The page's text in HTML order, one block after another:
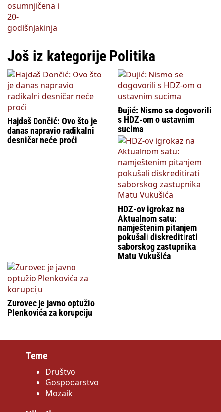
Još iz kategorije Politika
Hajdaš Dončić: Ovo što je
danas napravio radikalni
desničar neće proći
Đujić: Nismo se dogovorili
s HDZ-om o ustavnim
sucima
HDZ-ov igrokaz na
Aktualnom satu:
namještenim pitanjem
pokušali diskreditirati
saborskog zastupnika
Matu Vukušića
Zurovec je javno optužio
Plenkovića za korupciju
Teme
Društvo
Gospodarstvo
Mozaik